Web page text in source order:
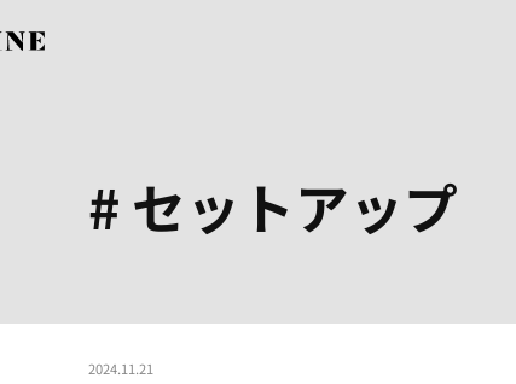
# セットアップ
2024.11.21